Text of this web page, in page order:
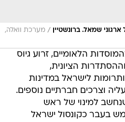
שמאל. ברונשטיין / מערכת וואלה,
הלאומיים, זרוע גיוס
הציונית,
לישראל במדינות
וצרכים חברתיים נוספים.
שנחשב למינוי של ראש
בעבר כקונסול ישראל